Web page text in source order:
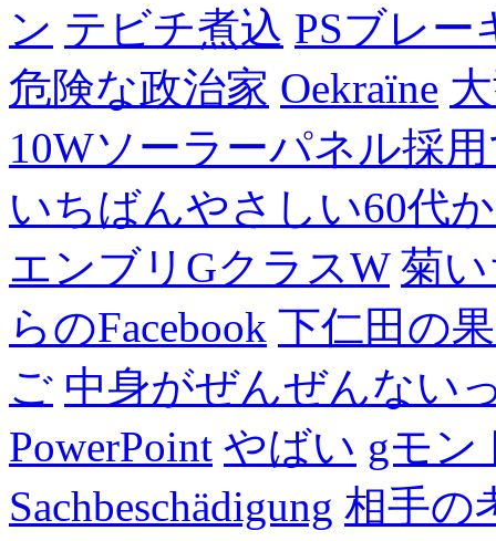
ン テビチ煮込 PSブレー
危険な政治家 Oekraïne
10Wソーラーパネル採
いちばんやさしい60代
エンブリGクラスW 菊
らのFacebook 下仁田の
ご 中身がぜんぜんない
PowerPoint やばい gモン
Sachbeschädigung 相手の